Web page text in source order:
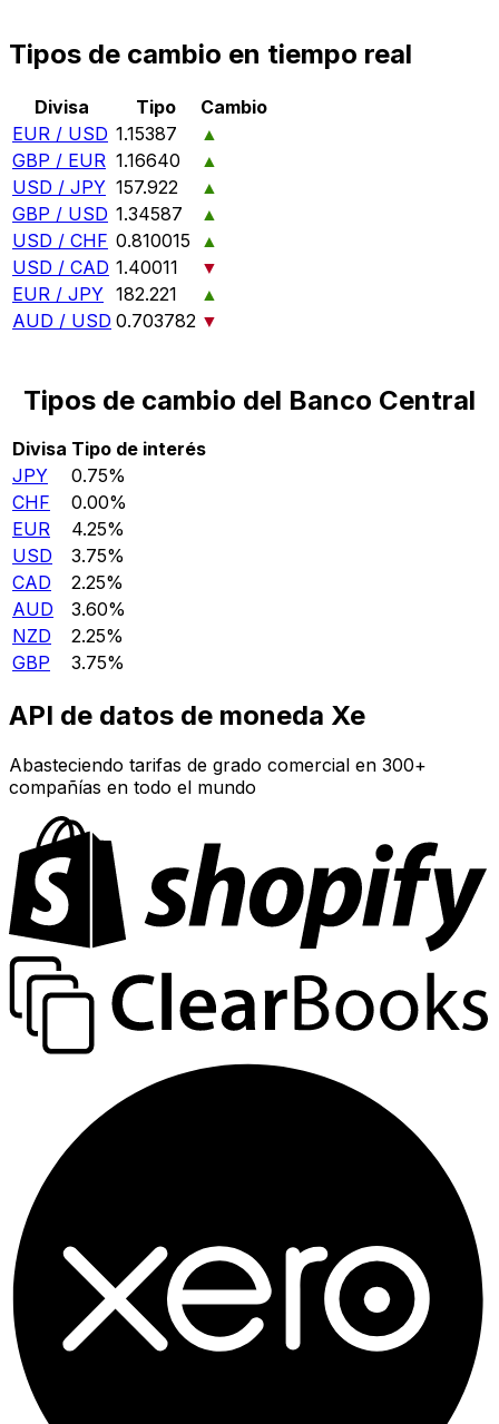
Tipos de cambio en tiempo real
Divisa Tipo
Cambio
EUR / USD 1.15387
▲
GBP / EUR 1.16640
▲
USD / JPY 157.922
▲
GBP / USD 1.34587
▲
USD / CHF 0.810015
▲
USD / CAD 1.40011
▼
EUR / JPY 182.221
▲
AUD / USD 0.703782 ▼
Tipos de cambio del Banco Central
Divisa Tipo de interés
JPY
0.75%
CHF
0.00%
EUR
4.25%
USD
3.75%
CAD
2.25%
AUD
3.60%
NZD
2.25%
GBP
3.75%
API de datos de moneda Xe
Abasteciendo tarifas de grado comercial en 300+
compañías en todo el mundo